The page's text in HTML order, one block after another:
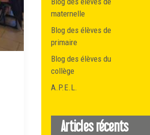
maternelle
Blog des élèves de
primaire
Blog des élèves du
collège
A.P.E.L.
Articles récents